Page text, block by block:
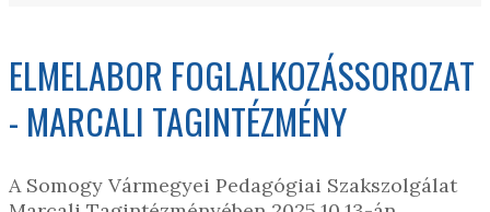
ELMELABOR FOGLALKOZÁSSOROZAT
- MARCALI TAGINTÉZMÉNY
A Somogy Vármegyei Pedagógiai Szakszolgálat